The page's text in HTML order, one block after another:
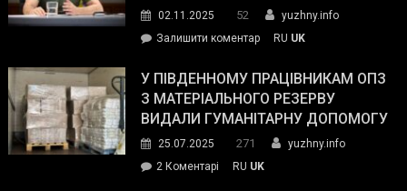
02.11.2025 52
yuzhny.info
Залишити коментарon
завойовує
симпатії
виборців
The
RU UK
У ПІВДЕННОМУ ПРАЦІВНИКАМ ОПЗ
З МАТЕРІАЛЬНОГО РЕЗЕРВУ
ВИДАЛИ ГУМАНІТАРНУ ДОПОМОГУ
25.07.2025 271
yuzhny.info
2 Коментарі
RU UK